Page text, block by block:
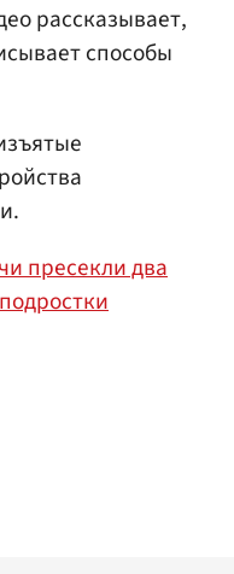
рассказывает,
способы
пресекли два